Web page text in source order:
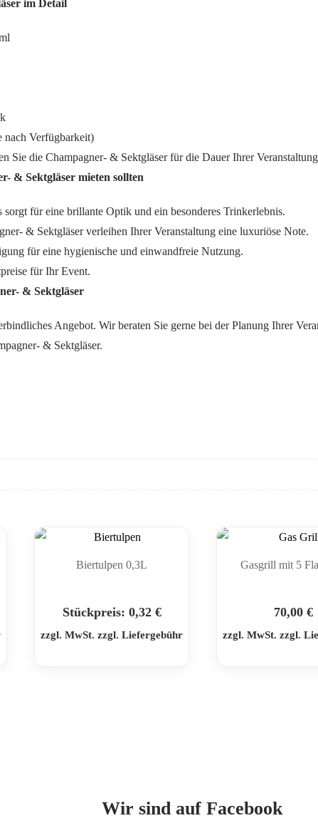
im Detail
nach Verfügbarkeit)
Sie die Champagner- & Sektgläser für die Dauer Ihrer Veranstaltung
& Sektgläser mieten sollten
sorgt für eine brillante Optik und ein besonderes Trinkerlebnis.
& Sektgläser verleihen Ihrer Veranstaltung eine luxuriöse Note.
für eine hygienische und einwandfreie Nutzung.
für Ihr Event.
& Sektgläser
Angebot. Wir beraten Sie gerne bei der Planung Ihrer
& Sektgläser.
Biertulpen 0,3L
Stückpreis: 0,32 €
zzgl. MwSt. zzgl. Liefergebühr
Gasgrill mit 5
70,00€
zzgl. MwSt. zzgl.
Wir sind auf Facebook
akzeptieren